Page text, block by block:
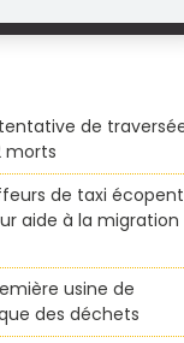
de
morts
de taxi
aide à la migration
usine de
des déchets